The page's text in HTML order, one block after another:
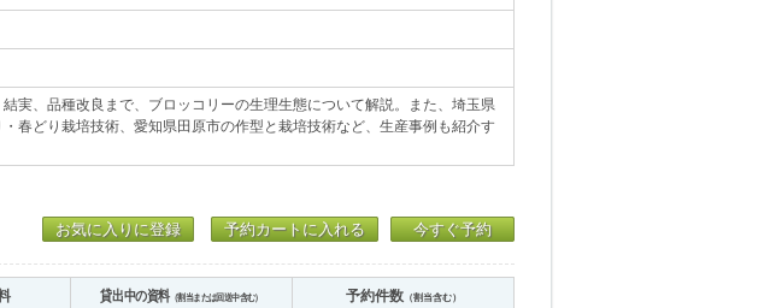
実、品種改良まで、ブロッコリーの生理生態について解説。また、埼玉県
春どり栽培技術、愛知県田原市の作型と栽培技術など、生産事例も紹介す
お気に入りに登録 予約カートに入れる 今すぐ予約
貸出中の資料（割当または回送中含む） 予約件数（割当含む）